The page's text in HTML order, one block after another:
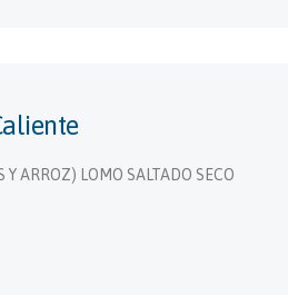
Y ARROZ) LOMO SALTADO SECO